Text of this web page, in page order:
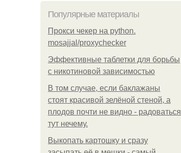
Популярные материалы
Прокси чекер на python.
mosajjal/proxychecker
Эффективные таблетки для борьбы
с никотиновой зависимостью
В том случае, если баклажаны
стоят красивой зелёной стеной, а
плодов почти не видно - радоваться
тут нечему.
Выкопать картошку и сразу